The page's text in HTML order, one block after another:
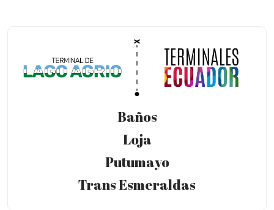
Baños
Loja
Putumayo
Trans Esmeraldas